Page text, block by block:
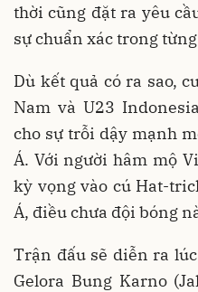
thời cũng đặt ra yêu
sự chuẩn xác trong
Dù kết quả có ra sao,
Nam và U23
cho sự trỗi dậy mạnh
Á. Với người hâm mộ
kỳ vọng vào cú Hat-
Á, điều chưa đội bóng
Trận đấu sẽ diễn ra
Gelora Bung Karno